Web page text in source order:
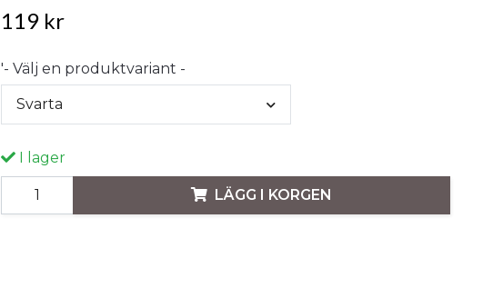
119 kr
'- Välj en produktvariant -
Svarta
I lager
LÄGG I KORGEN